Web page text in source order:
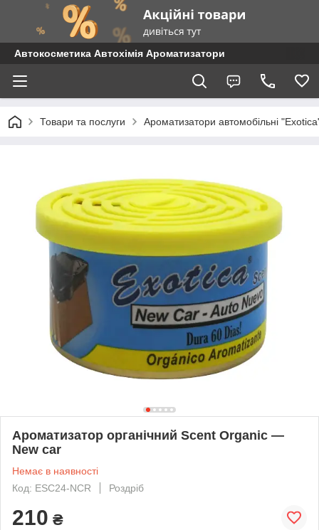
Автокосметика Автохімія Ароматизатори
Товари та послуги Ароматизатори автомобільні
Ароматизатор органічний Scent Organic —
New car
Немає в наявності
Код: ESC24-NCR
Роздріб
210 ₴